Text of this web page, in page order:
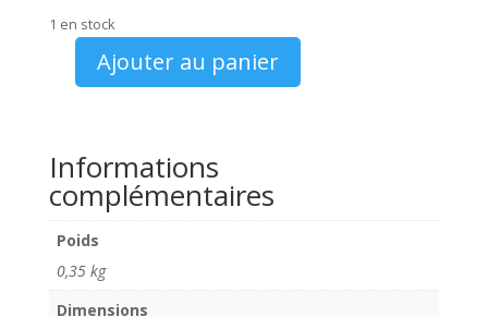
1 en stock
quantité
N°
48
Ajouter au panier
Informations
complémentaires
Poids
0,35 kg
Dimensions